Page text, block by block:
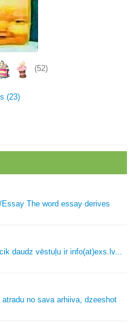
(52)
(23)
The word essay derives
daudz vēstuļu ir info(at)exs. lv...
no sava arhiiva, dzeeshot